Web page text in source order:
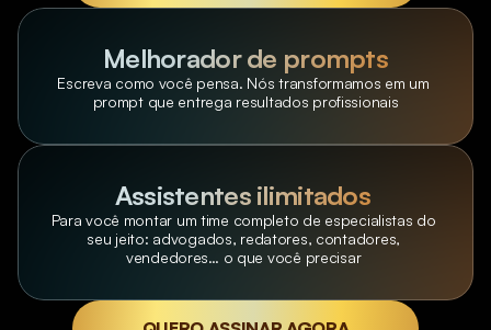
Melhorador de prompts
Escreva como você pensa. Nós transformamos em um
prompt que entrega resultados profissionais
Assistentes ilimitados
Para você montar um time completo de especialistas do
seu jeito: advogados, redatores, contadores,
vendedores… o que você precisar